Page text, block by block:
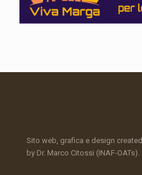
Sito web, grafica e design created
by Dr. Marco Citossi (INAF-OATs).